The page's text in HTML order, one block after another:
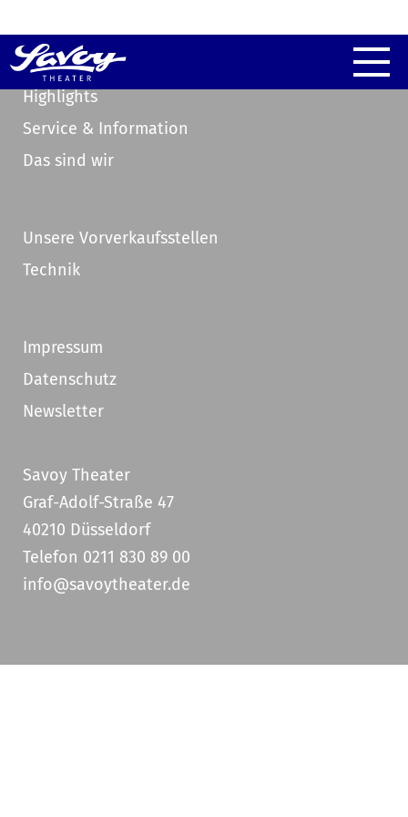
Highlights
Service & Information
Das sind wir
Unsere Vorverkaufsstellen
Technik
Impressum
Datenschutz
Newsletter
Savoy Theater
Graf-Adolf-Straße 47
40210 Düsseldorf
Telefon 0211 830 89 00
info@savoytheater.de